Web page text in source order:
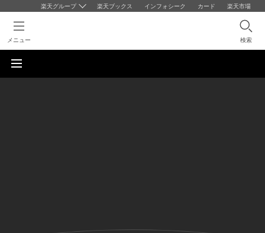
楽天グループ 楽天ブックス インフォシーク カード 楽天市場
メニュー 検索